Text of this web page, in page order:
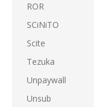
ROR
SCiNiTO
Scite
Tezuka
Unpaywall
Unsub